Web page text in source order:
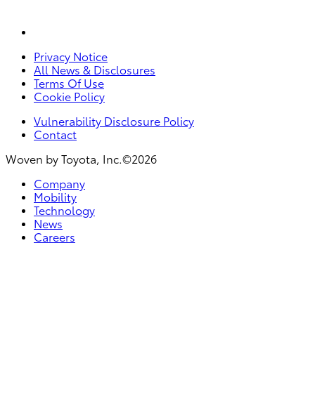
Privacy Notice
All News & Disclosures
Terms Of Use
Cookie Policy
Vulnerability Disclosure Policy
Contact
Woven by Toyota, Inc.©2026
Company
Mobility
Technology
News
Careers